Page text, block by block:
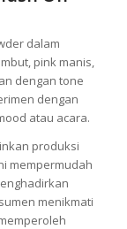
dalam
pink manis,
dengan tone
dengan
atau acara.
produksi
mempermudah
menikmati